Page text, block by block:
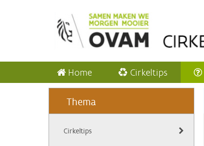
Home Cirkeltips
Thema
Cirkeltips